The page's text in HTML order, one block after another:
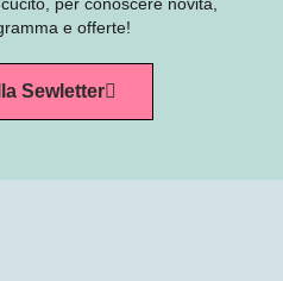
e offerte!
Sewletter